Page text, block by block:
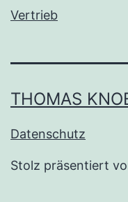
Vertrieb
THOMAS
Datenschutz
Stolz präsentiert